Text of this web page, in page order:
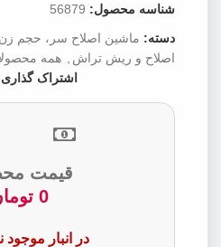
شناسه محصول: 56879
دسته: ماشین اصلاح سر، حجم
اصلاح و ریش تراش
همه
اشتراک گذاری
قیمت
0
در انبار